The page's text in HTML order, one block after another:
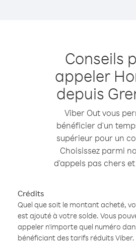
Conseils
appeler
depuis
Viber Out vous
bénéficier d'un
supérieur pour un
Choisissez parmi
d'appels pas chers
Crédits
Quel que soit le montant acheté,
est ajouté à votre solde. Vous
appeler n'importe quel numéro
bénéficiant des tarifs réduits Viber.